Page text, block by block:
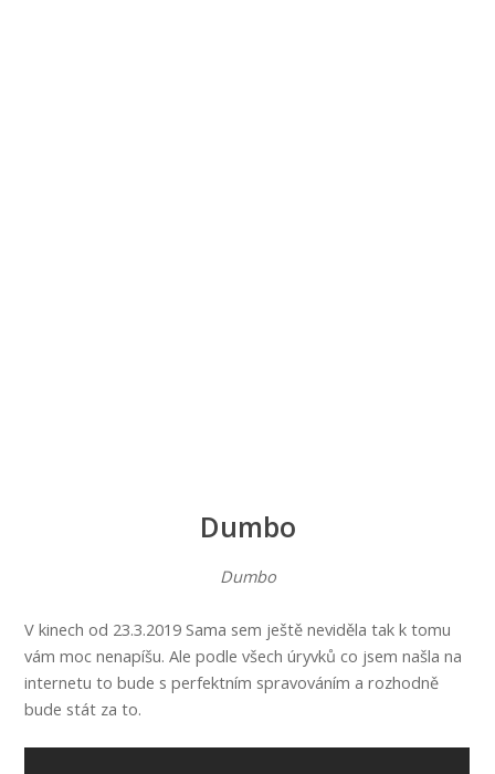
Dumbo
Dumbo
V kinech od 23.3.2019 Sama sem ještě neviděla tak k tomu
vám moc nenapíšu. Ale podle všech úryvků co jsem našla na
internetu to bude s perfektním spravováním a rozhodně
bude stát za to.